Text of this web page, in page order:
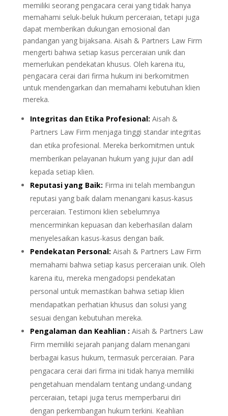
memiliki seorang pengacara cerai yang tidak hanya
memahami seluk-beluk hukum perceraian, tetapi juga
dapat memberikan dukungan emosional dan
pandangan yang bijaksana. Aisah & Partners Law Firm
mengerti bahwa setiap kasus perceraian unik dan
memerlukan pendekatan khusus. Oleh karena itu,
pengacara cerai dari firma hukum ini berkomitmen
untuk mendengarkan dan memahami kebutuhan klien
mereka.
Integritas dan Etika Profesional: Aisah &
Partners Law Firm menjaga tinggi standar integritas
dan etika profesional. Mereka berkomitmen untuk
memberikan pelayanan hukum yang jujur dan adil
kepada setiap klien.
Reputasi yang Baik: Firma ini telah membangun
reputasi yang baik dalam menangani kasus-kasus
perceraian. Testimoni klien sebelumnya
mencerminkan kepuasan dan keberhasilan dalam
menyelesaikan kasus-kasus dengan baik.
Pendekatan Personal: Aisah & Partners Law Firm
memahami bahwa setiap kasus perceraian unik. Oleh
karena itu, mereka mengadopsi pendekatan
personal untuk memastikan bahwa setiap klien
mendapatkan perhatian khusus dan solusi yang
sesuai dengan kebutuhan mereka.
Pengalaman dan Keahlian : Aisah & Partners Law
Firm memiliki sejarah panjang dalam menangani
berbagai kasus hukum, termasuk perceraian. Para
pengacara cerai dari firma ini tidak hanya memiliki
pengetahuan mendalam tentang undang-undang
perceraian, tetapi juga terus memperbarui diri
dengan perkembangan hukum terkini. Keahlian